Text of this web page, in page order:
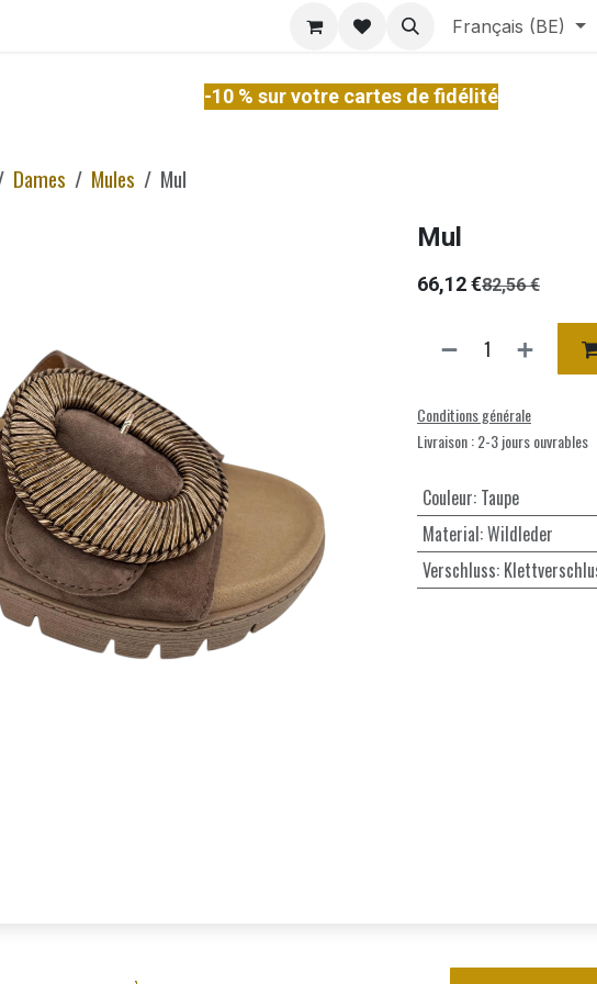
Services Français (BE)
-10 % sur votre cartes de fidélité
Dames Mules Mul
Mul
66,12€82,56€
Conditions générale
Livraison : 2-3 jours ouvrables
Couleur: Taupe
Material:Wildleder
Verschluss: